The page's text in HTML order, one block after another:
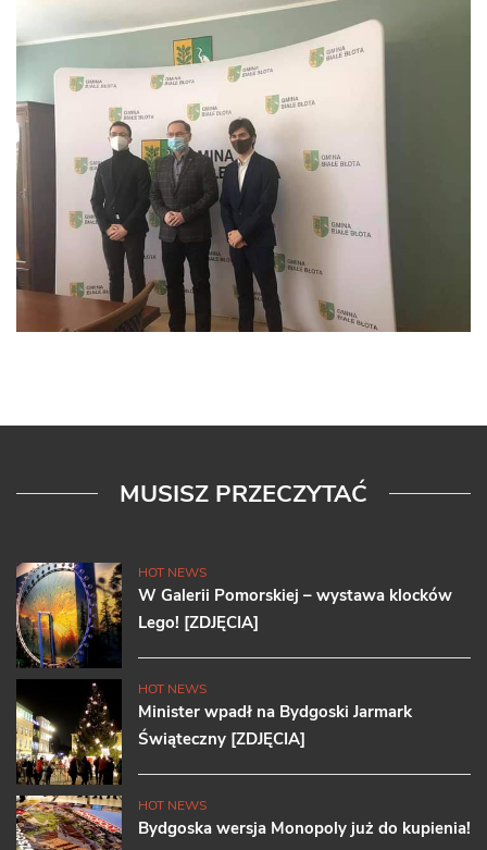
MUSISZ PRZECZYTAĆ
HOT NEWS
W Galerii Pomorskiej – wystawa klocków
Lego! [ZDJĘCIA]
HOT NEWS
Minister wpadł na Bydgoski Jarmark
Świąteczny [ZDJĘCIA]
HOT NEWS
Bydgoska wersja Monopoly już do kupienia!